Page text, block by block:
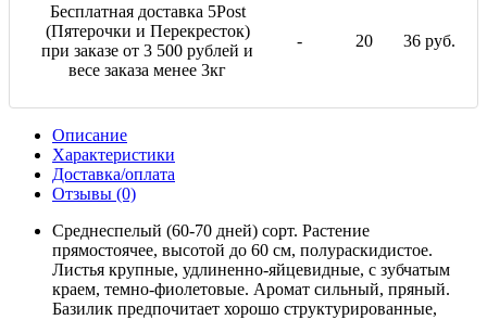
Бесплатная доставка 5Post
(Пятерочки и Перекресток)
при заказе от 3 500 рублей и
весе заказа менее 3кг
- 20 36 руб.
Описание
Характеристики
Доставка/оплата
Отзывы (0)
Среднеспелый (60-70 дней) сорт. Растение
прямостоячее, высотой до 60 см, полураскидистое.
Листья крупные, удлиненно-яйцевидные, с зубчатым
краем, темно-фиолетовые. Аромат сильный, пряный.
Базилик предпочитает хорошо структурированные,